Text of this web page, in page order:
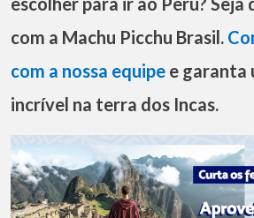
com a Machu Picchu Brasil.
com a nossa equipe e garanta
incrível na terra dos Incas.